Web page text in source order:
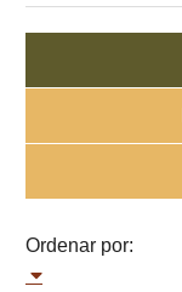
Ordenar por: